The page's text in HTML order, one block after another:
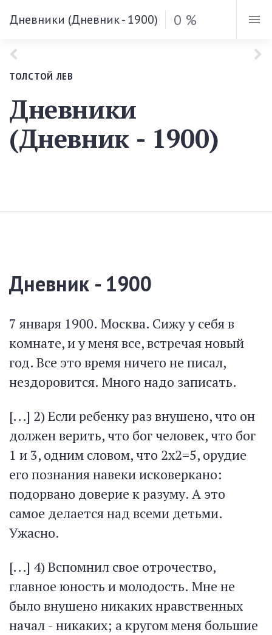
Дневники (Дневник - 1900) 0 %
ТОЛСТОЙ ЛЕВ
Дневники
(Дневник - 1900)
Дневник - 1900
7 января 1900. Москва. Сижу у себя в
комнате, и у меня все, встречая новый
год. Все это время ничего не писал,
нездоровится. Много надо записать.
[...] 2) Если ребенку раз внушено, что он
должен верить, что бог человек, что бог
1 и 3, одним словом, что 2х2=5, орудие
его познания навеки исковеркано:
подорвано доверие к разуму. А это
самое делается над всеми детьми.
Ужасно.
[...] 4) Вспомнил свое отрочество,
главное юность и молодость. Мне не
было внушено никаких нравственных
начал - никаких; а кругом меня большие